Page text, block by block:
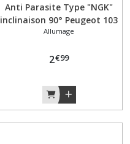
Anti Parasite Type "NGK"
inclinaison 90° Peugeot 103
Motobécane MBK 51
Allumage
2€99